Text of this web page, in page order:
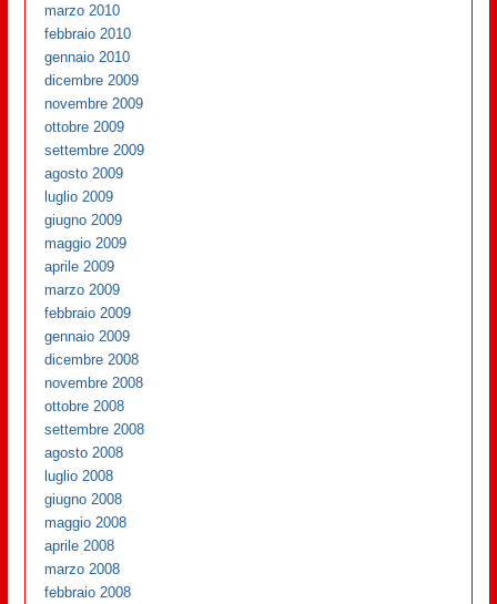
marzo 2010
febbraio 2010
gennaio 2010
dicembre 2009
novembre 2009
ottobre 2009
settembre 2009
agosto 2009
luglio 2009
giugno 2009
maggio 2009
aprile 2009
marzo 2009
febbraio 2009
gennaio 2009
dicembre 2008
novembre 2008
ottobre 2008
settembre 2008
agosto 2008
luglio 2008
giugno 2008
maggio 2008
aprile 2008
marzo 2008
febbraio 2008